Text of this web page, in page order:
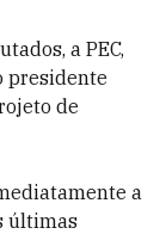
a PEC,
presidente
de
a
últimas